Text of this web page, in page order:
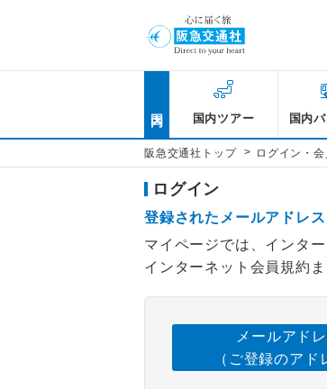
国内ツアー 国内
阪急交通社トップ > ログイン・
ログイン
登録されたメールアドレ
マイページでは、インタ
インターネット会員規約
メールアド
（ご登録のアド